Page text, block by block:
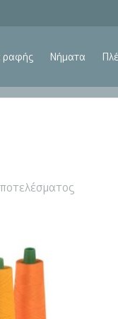
ραφής Νήματα